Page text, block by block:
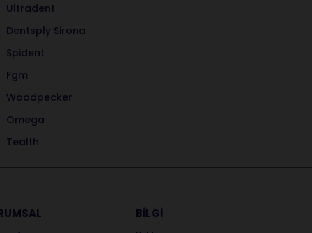
Ultradent
Dentsply Sirona
Spident
Fgm
Woodpecker
Omega
Tealth
BİLGİ